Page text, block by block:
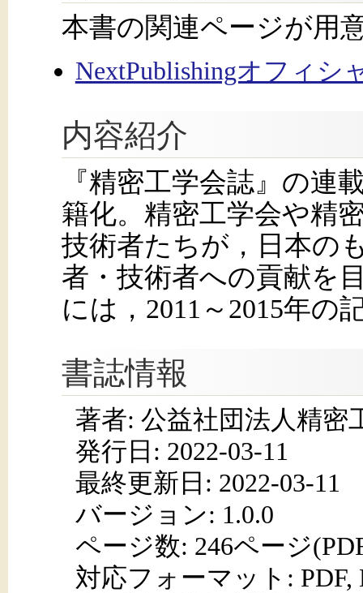
本書の関連ページが用
NextPublishingオフィシ
内容紹介
『精密工学会誌』の連
籍化。精密工学会や精
技術者たちが，日本の
者・技術者への貢献を
には，2011～2015年の
書誌情報
著者: 公益社団法人精密
発行日: 2022-03-11
最終更新日: 2022-03-11
バージョン: 1.0.0
ページ数: 246ページ
対応フォーマット: PDF,